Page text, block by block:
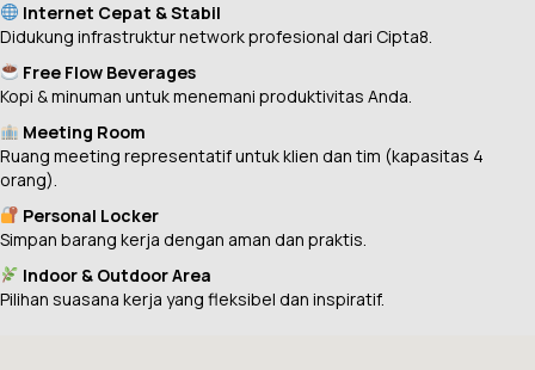
Internet Cepat & Stabil
Didukung infrastruktur network profesional dari Cipta8.
Free Flow Beverages
Kopi & minuman untuk menemani produktivitas Anda.
Meeting Room
Ruang meeting representatif untuk klien dan tim (kapasitas 4
orang).
Personal Locker
Simpan barang kerja dengan aman dan praktis.
Indoor & Outdoor Area
Pilihan suasana kerja yang fleksibel dan inspiratif.